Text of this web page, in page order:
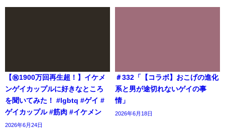
【㊗️1900万回再生超！】イケメ
ンゲイカップルに好きなところ
を聞いてみた！ #lgbtq #ゲイ #
ゲイカップル #筋肉 #イケメン
2026年6月24日
＃332「【コラボ】おこげの進化
系と男が途切れないゲイの事
情」
2026年6月18日